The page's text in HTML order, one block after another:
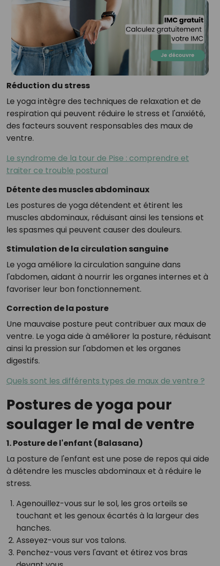
Réduction du stress
Le yoga intègre des techniques de relaxation et de
respiration qui peuvent réduire le stress et l'anxiété,
des facteurs souvent responsables des maux de
ventre.
Le syndrome de la tour de Pise : comprendre et
traiter ce trouble postural
Détente des muscles abdominaux
Les postures de yoga détendent et étirent les
muscles abdominaux, réduisant ainsi les tensions et
les spasmes qui peuvent causer des douleurs.
Stimulation de la circulation sanguine
Le yoga améliore la circulation sanguine dans
l'abdomen, aidant à nourrir les organes internes et à
favoriser leur bon fonctionnement.
Correction de la posture
Une mauvaise posture peut contribuer aux maux de
ventre. Le yoga aide à améliorer la posture, réduisant
ainsi la pression sur l'abdomen et les organes
digestifs.
Quels sont les différents types de maux de ventre ?
Postures de yoga pour
soulager le mal de ventre
1. Posture de l'enfant (Balasana)
La posture de l'enfant est une pose de repos qui aide
à détendre les muscles abdominaux et à réduire le
stress.
Agenouillez-vous sur le sol, les gros orteils se
touchant et les genoux écartés à la largeur des
hanches.
Asseyez-vous sur vos talons.
Penchez-vous vers l'avant et étirez vos bras